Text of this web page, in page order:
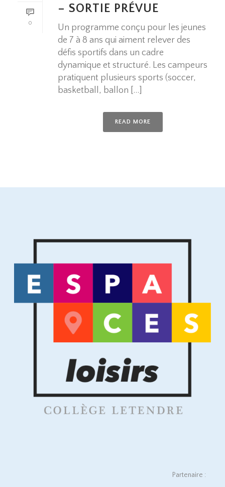
0
– SORTIE PRÉVUE
Un programme conçu pour les jeunes
de 7 à 8 ans qui aiment relever des
défis sportifs dans un cadre
dynamique et structuré. Les campeurs
pratiquent plusieurs sports (soccer,
basketball, ballon [...]
READ MORE
Partenaire :